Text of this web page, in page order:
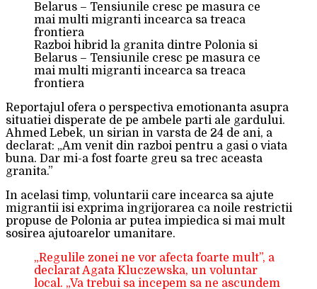
Razboi hibrid la granita dintre Polonia si
Belarus – Tensiunile cresc pe masura ce
mai multi migranti incearca sa treaca
frontiera
Reportajul ofera o perspectiva emotionanta asupra
situatiei disperate de pe ambele parti ale gardului.
Ahmed Lebek, un sirian in varsta de 24 de ani, a
declarat: „Am venit din razboi pentru a gasi o viata
buna. Dar mi-a fost foarte greu sa trec aceasta
granita.”
In acelasi timp, voluntarii care incearca sa ajute
migrantii isi exprima ingrijorarea ca noile restrictii
propuse de Polonia ar putea impiedica si mai mult
sosirea ajutoarelor umanitare.
„Regulile zonei ne vor afecta foarte mult”, a
declarat Agata Kluczewska, un voluntar
local. „Va trebui sa incepem sa ne ascundem